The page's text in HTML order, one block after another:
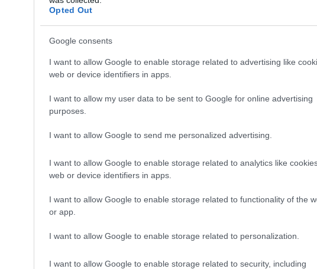
Opted Out
Google consents
I want to allow Google to enable storage related to advertising like
web or device identifiers in apps.
I want to allow my user data to be sent to Google for online advertising
purposes.
I want to allow Google to send me personalized advertising.
I want to allow Google to enable storage related to analytics like
web or device identifiers in apps.
I want to allow Google to enable storage related to functionality of the
or app.
I want to allow Google to enable storage related to personalization.
I want to allow Google to enable storage related to security, including
trackback címe:
api/trackback/id/8174426
vonatkozó jogszabályokértelmében felhasználói tartalomnak minősülnek, értük a
üzemeltetője semmilyen felelősséget nem vállal, azokat nem ellenőrzi. Kifogás
szerkesztőjéhez. Részletek a